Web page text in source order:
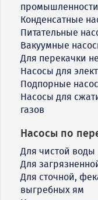
промышленности
Конденсатные
Питательные
Вакуумные
Для перекачки
Насосы для
Подпорные
Насосы для
газов
Насосы по
Для чистой воды
Для
Для сточной,
выгребных ям